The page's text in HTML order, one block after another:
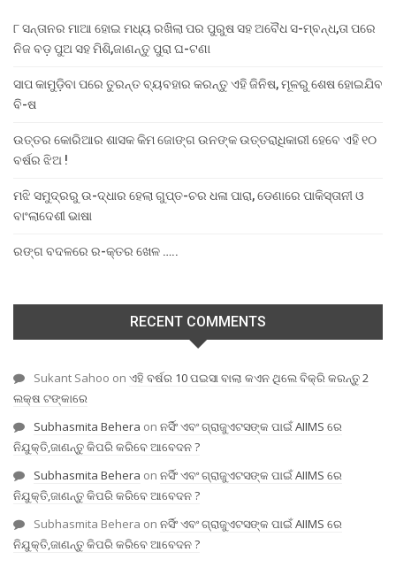
୮ ସନ୍ତାନର ମାଆ ହୋଇ ମଧ୍ୟ ରଖିଲା ପର ପୁରୁଷ ସହ ଅବୈଧ ସ-ମ୍ବନ୍ଧ,ତା ପରେ
ନିଜ ବଡ଼ ପୁଅ ସହ ମିଶି,ଜାଣନ୍ତୁ ପୁରା ଘ-ଟଣା
ସାପ କାମୁଡ଼ିବା ପରେ ତୁରନ୍ତ ବ୍ୟବହାର କରନ୍ତୁ ଏହି ଜିନିଷ, ମୂଳରୁ ଶେଷ ହୋଇଯିବ
ବି-ଷ
ଉତ୍ତର କୋରିଆର ଶାସକ କିମ ଜୋଙ୍ଗ ଉନଙ୍କ ଉତ୍ତରାଧିକାରୀ ହେବେ ଏହି ୧୦
ବର୍ଷର ଝିଅ !
ମଝି ସମୁଦ୍ରରୁ ଉ-ଦ୍ଧାର ହେଲା ଗୁପ୍ତ-ଚର ଧଳା ପାରା, ଡେଣାରେ ପାକିସ୍ତାନୀ ଓ
ବାଂଲାଦେଶୀ ଭାଷା
ରଙ୍ଗ ବଦଳରେ ର-କ୍ତର ଖେଳ …..
RECENT COMMENTS
Sukant Sahoo on ଏହି ବର୍ଷର 10 ପଇସା ବାଲା କଏନ ଥିଲେ ବିକ୍ରି କରନ୍ତୁ 2
ଲକ୍ଷ ଟଙ୍କାରେ
Subhasmita Behera on ନର୍ସିଂ ଏବଂ ଗ୍ରାଜୁଏଟସଙ୍କ ପାଇଁ AIIMS ରେ
ନିଯୁକ୍ତି,ଜାଣନ୍ତୁ କିପରି କରିବେ ଆବେଦନ ?
Subhasmita Behera on ନର୍ସିଂ ଏବଂ ଗ୍ରାଜୁଏଟସଙ୍କ ପାଇଁ AIIMS ରେ
ନିଯୁକ୍ତି,ଜାଣନ୍ତୁ କିପରି କରିବେ ଆବେଦନ ?
Subhasmita Behera on ନର୍ସିଂ ଏବଂ ଗ୍ରାଜୁଏଟସଙ୍କ ପାଇଁ AIIMS ରେ
ନିଯୁକ୍ତି,ଜାଣନ୍ତୁ କିପରି କରିବେ ଆବେଦନ ?